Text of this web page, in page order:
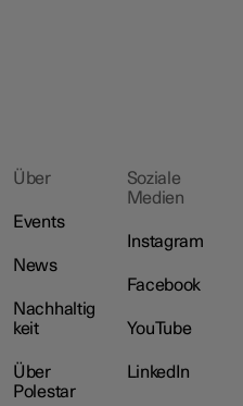
Über
Events
News
Nachhaltig
keit
Über
Polestar
Soziale
Medien
Instagram
Facebook
YouTube
LinkedIn